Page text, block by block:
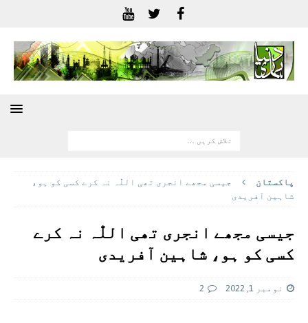
پاکستان
جیسی مجھے انجری تھی اللّٰہ نہ کرے کسی کو ہو،
شاہین آفریدی
جیسی مجھے انجری تھی اللّٰہ نہ کرے
کسی کو ہو، شاہین آفریدی
نومبر 1, 2022 2